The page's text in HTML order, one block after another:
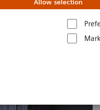
Allow selection